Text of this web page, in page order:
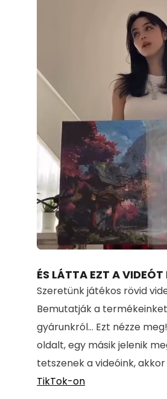
Unmute Loaded
100.00%
ÉS LÁTTA EZT A VIDEÓT
Szeretünk játékos rövid
Bemutatják a
gyárunkról... Ezt nézze
oldalt, egy másik jelenik
tetszenek a videóink,
TikTok-on